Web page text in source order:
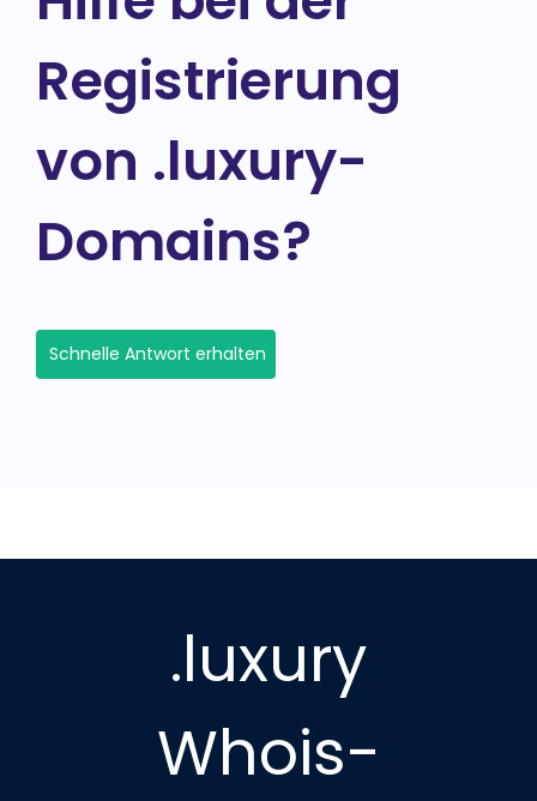
Registrierung
von .luxury-
Domains?
Schnelle Antwort erhalten
.luxury
Whois-